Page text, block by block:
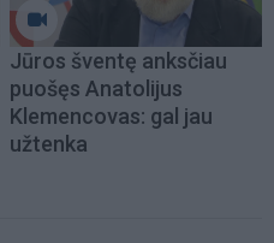
Jūros šventę anksčiau
puošęs Anatolijus
Klemencovas: gal jau
užtenka